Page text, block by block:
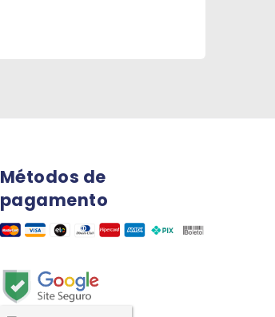
Métodos de
pagamento